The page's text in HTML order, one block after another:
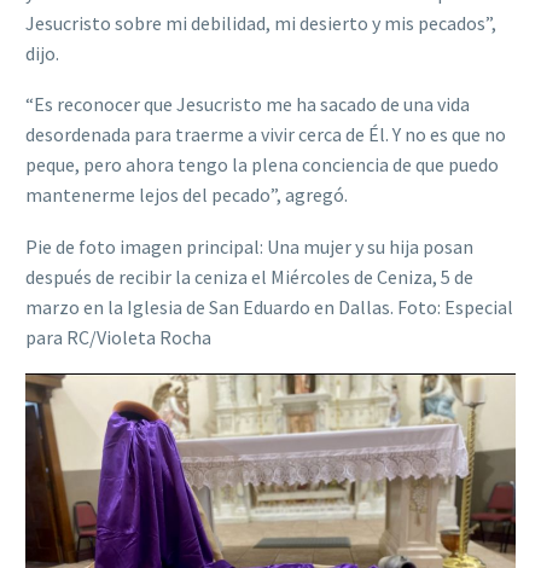
Jesucristo sobre mi debilidad, mi desierto y mis pecados”,
dijo.
“Es reconocer que Jesucristo me ha sacado de una vida
desordenada para traerme a vivir cerca de Él. Y no es que no
peque, pero ahora tengo la plena conciencia de que puedo
mantenerme lejos del pecado”, agregó.
Pie de foto imagen principal: Una mujer y su hija posan
después de recibir la ceniza el Miércoles de Ceniza, 5 de
marzo en la Iglesia de San Eduardo en Dallas. Foto: Especial
para RC/Violeta Rocha